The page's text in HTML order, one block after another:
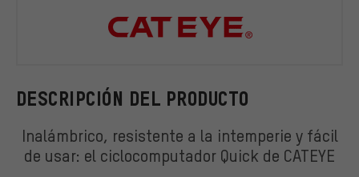
DESCRIPCIÓN DEL PRODUCTO
Inalámbrico, resistente a la intemperie y fácil
de usar: el ciclocomputador Quick de CATEYE
CATEYE